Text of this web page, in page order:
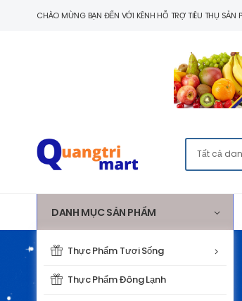
CHÀO MỪNG BẠN ĐẾN VỚI KÊNH HỖ TRỢ TIÊU THỤ SẢN
DANH MỤC SẢN PHẨM
Thực Phẩm Tươi Sống
Thực Phẩm Đông Lạnh